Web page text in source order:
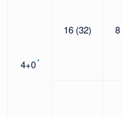
4+0*
16 (32) 8